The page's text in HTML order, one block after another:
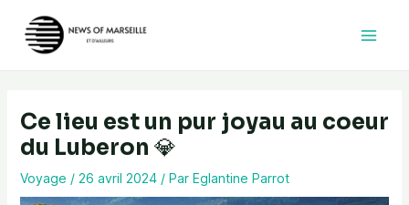
contenu
Ce lieu est un pur joyau au coeur
du Luberon 💎
Voyage / 26 avril 2024 / Par Eglantine Parrot